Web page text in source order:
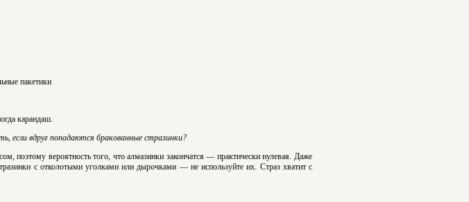
пакетики
карандаш.
если вдруг попадаются бракованные стразинки?
поэтому вероятность того, что алмазинки закончатся — практически нулевая. Даже
с отколотыми уголками или дырочками — не используйте их. Страз хватит с